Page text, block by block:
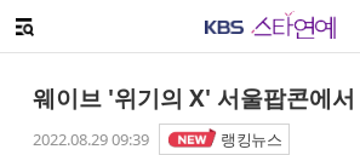
메뉴 열기
웨이브 '위기의 X' 서울팝콘에
2022.08.29 09:39
랭킹뉴스
페이스북
트위터
네이버
URL복사
글씨 작게보기
글씨 크게보기
해시태그